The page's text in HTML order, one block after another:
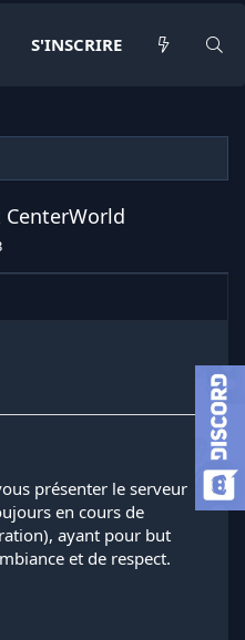
S'INSCRIRE
CenterWorld
présenter le serveur
en cours de
ayant pour but
et de respect.